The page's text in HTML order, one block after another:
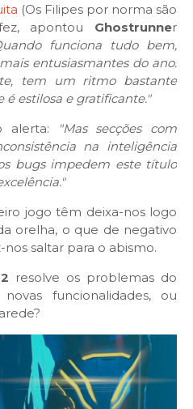
(Os Filipes por norma são
apontou Ghostrunner
funciona tudo bem,
entusiasmantes do ano.
tem um ritmo bastante
é estilosa e gratificante."
alerta:
"Mas secções com
na inteligência
bugs impedem este título
jogo têm deixa-nos logo
orelha, o que de negativo
saltar para o abismo.
resolve os problemas do
funcionalidades, ou